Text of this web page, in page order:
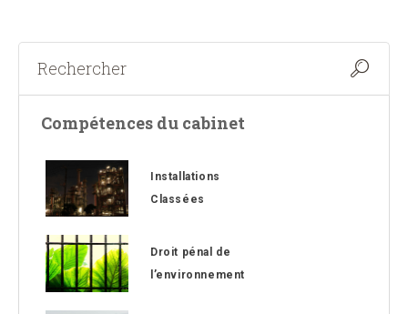
Compétences du cabinet
Installations
Classées
Droit pénal de
l’environnement